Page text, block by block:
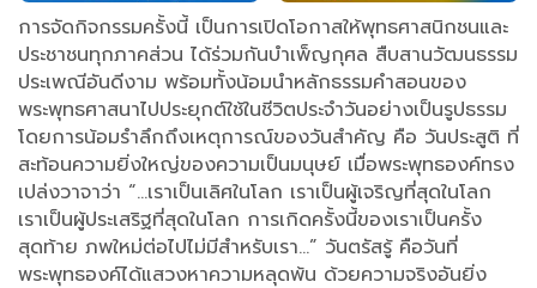
การจัดกิจกรรมครั้งนี้ เป็นการเปิดโอกาสให้พุทธศาสนิกชนและ
ประชาชนทุกภาคส่วน ได้ร่วมกันบำเพ็ญกุศล สืบสานวัฒนธรรม
ประเพณีอันดีงาม พร้อมทั้งน้อมนำหลักธรรมคำสอนของ
พระพุทธศาสนาไปประยุกต์ใช้ในชีวิตประจำวันอย่างเป็นรูปธรรม
โดยการน้อมรำลึกถึงเหตุการณ์ของวันสำคัญ คือ วันประสูติ ที่
สะท้อนความยิ่งใหญ่ของความเป็นมนุษย์ เมื่อพระพุทธองค์ทรง
เปล่งวาจาว่า “...เราเป็นเลิศในโลก เราเป็นผู้เจริญที่สุดในโลก
เราเป็นผู้ประเสริฐที่สุดในโลก การเกิดครั้งนี้ของเราเป็นครั้ง
สุดท้าย ภพใหม่ต่อไปไม่มีสำหรับเรา...” วันตรัสรู้ คือวันที่
พระพุทธองค์ได้แสวงหาความหลุดพ้น ด้วยความจริงอันยิ่ง